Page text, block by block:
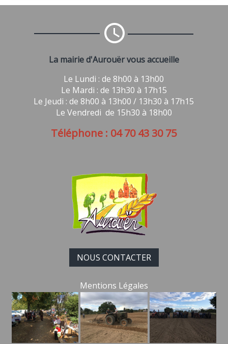
La mairie d'Aurouër vous accueille
Le Lundi : de 8h00 à 13h00
Le Mardi : de 13h30 à 17h15
Le Jeudi : de 8h00 à 13h00 / 13h30 à 17h15
Le Vendredi de 15h30 à 18h00
Téléphone : 04 70 43 30 75
NOUS CONTACTER
Mentions Légales